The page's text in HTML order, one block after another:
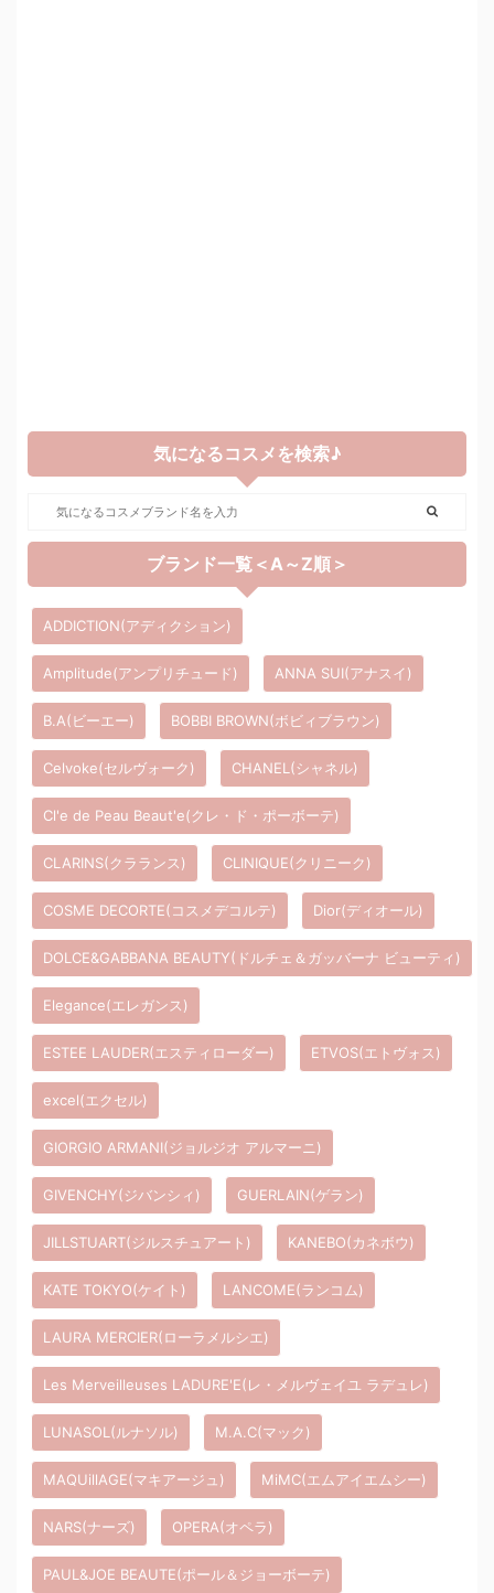
気になるコスメを検索♪
ブランド一覧＜A～Z順＞
ADDICTION(アディクション)
Amplitude(アンプリチュード) ANNA SUI(アナスイ)
B.A(ビーエー) BOBBI BROWN(ボビィブラウン)
Celvoke(セルヴォーク) CHANEL(シャネル)
Cl'e de Peau Beaut'e(クレ・ド・ポーボーテ)
CLARINS(クラランス) CLINIQUE(クリニーク)
COSME DECORTE(コスメデコルテ) Dior(ディオール)
DOLCE&GABBANA BEAUTY(ドルチェ＆ガッバーナ ビューティ)
Elegance(エレガンス)
ESTEE LAUDER(エスティローダー) ETVOS(エトヴォス)
excel(エクセル)
GIORGIO ARMANI(ジョルジオ アルマーニ)
GIVENCHY(ジバンシィ) GUERLAIN(ゲラン)
JILLSTUART(ジルスチュアート) KANEBO(カネボウ)
KATE TOKYO(ケイト) LANCOME(ランコム)
LAURA MERCIER(ローラメルシエ)
Les Merveilleuses LADURE'E(レ・メルヴェイユ ラデュレ)
LUNASOL(ルナソル) M.A.C(マック)
MAQUillAGE(マキアージュ) MiMC(エムアイエムシー)
NARS(ナーズ) OPERA(オペラ)
PAUL&JOE BEAUTE(ポール＆ジョーボーテ)